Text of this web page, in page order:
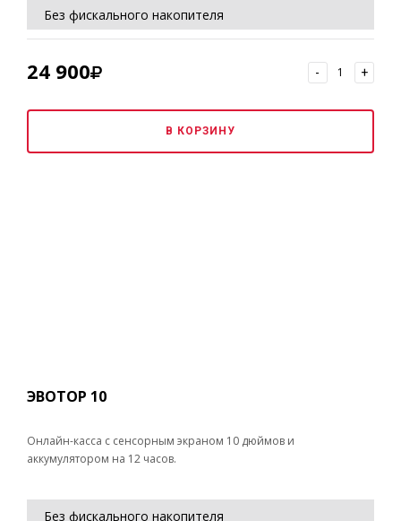
Без фискального накопителя
24 900 - +
В КОРЗИНУ
ЭВОТОР 10
Онлайн-касса с сенсорным экраном 10 дюймов и
аккумулятором на 12 часов.
Без фискального накопителя